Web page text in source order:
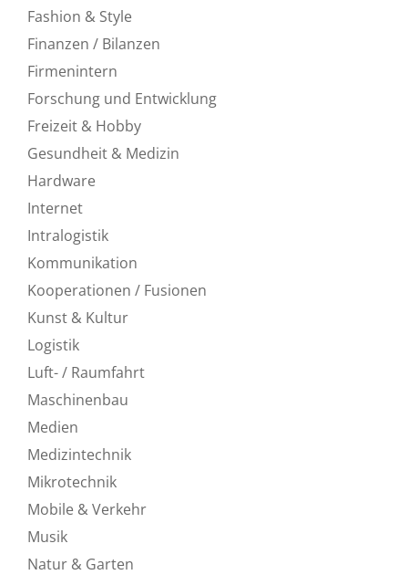
Fashion & Style
Finanzen / Bilanzen
Firmenintern
Forschung und Entwicklung
Freizeit & Hobby
Gesundheit & Medizin
Hardware
Internet
Intralogistik
Kommunikation
Kooperationen / Fusionen
Kunst & Kultur
Logistik
Luft- / Raumfahrt
Maschinenbau
Medien
Medizintechnik
Mikrotechnik
Mobile & Verkehr
Musik
Natur & Garten